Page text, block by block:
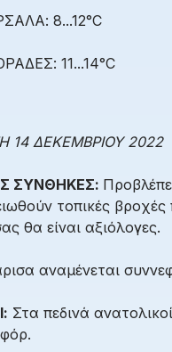
8...12°C
11...14°C
14 ΔΕΚΕΜΒΡΙΟΥ 2022
ΣΥΝΘΗΚΕΣ:
τοπικές
θα είναι αξιόλογες.
αναμένεται
Στα πεδινά